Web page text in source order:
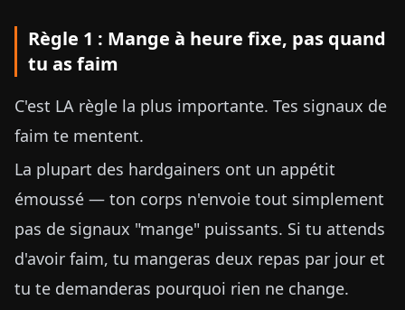
Règle 1 : Mange à heure fixe, pas quand
tu as faim
C'est LA règle la plus importante. Tes signaux de
faim te mentent.
La plupart des hardgainers ont un appétit
émoussé — ton corps n'envoie tout simplement
pas de signaux "mange" puissants. Si tu attends
d'avoir faim, tu mangeras deux repas par jour et
tu te demanderas pourquoi rien ne change.